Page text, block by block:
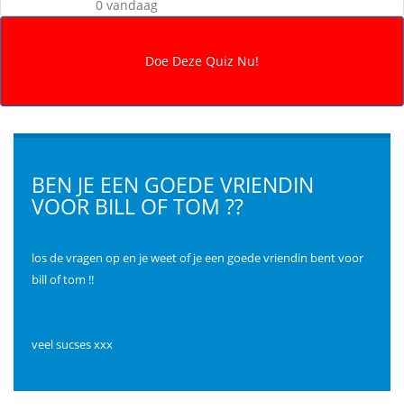
0 vandaag
BEN JE EEN GOEDE VRIENDIN
VOOR BILL OF TOM ??
los de vragen op en je weet of je een goede vriendin bent voor
bill of tom !!
veel sucses xxx